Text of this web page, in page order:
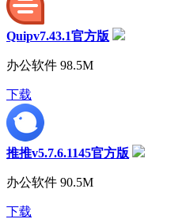
Quipv7.43.1官方版
办公软件 98.5M
下载
推推v5.7.6.1145官方版
办公软件 90.5M
下载